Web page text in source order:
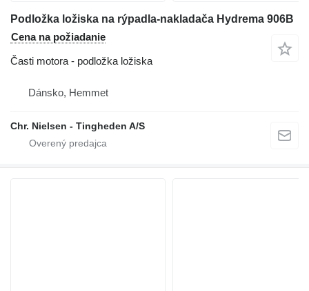
Podložka ložiska na rýpadla-nakladača Hydrema 906B
Cena na požiadanie
Časti motora - podložka ložiska
Dánsko, Hemmet
Chr. Nielsen - Tingheden A/S